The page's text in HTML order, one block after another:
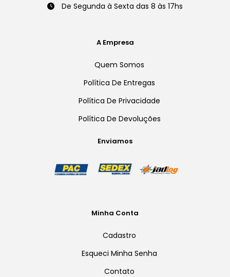
De Segunda à Sexta das 8 às 17hs
A Empresa
Quem Somos
Política De Entregas
Política De Privacidade
Política De Devoluções
Enviamos
Minha Conta
Cadastro
Esqueci Minha Senha
Contato